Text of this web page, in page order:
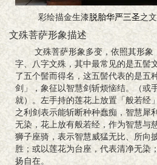
彩绘描金生漆脱胎华严三圣之
文殊菩萨形象描述
文殊菩萨形象多变，依照其形象
字、八字文殊，其中最常见的是五髻
了五个髻而得名，这五髻代表的是五
剑」，象征以智慧剑斩烦恼结。（或
就）。左手持的莲花上放置「般若经
之利剑表示能斩断种种蠢痴，智慧犀
无染，花上放有般若经，作为智慧与
狮子座骑，表示智慧威猛无比、所向
胜；或以莲花为台座，代表清净无染
扬自在。